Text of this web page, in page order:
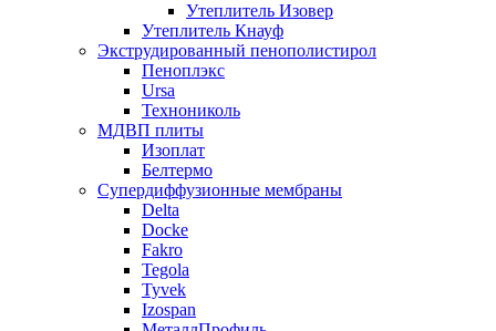
Утеплитель Изовер
Утеплитель Кнауф
Экструдированный пенополистирол
Пеноплэкс
Ursa
Технониколь
МДВП плиты
Изоплат
Белтермо
Супердиффузионные мембраны
Delta
Docke
Fakro
Tegola
Tyvek
Izospan